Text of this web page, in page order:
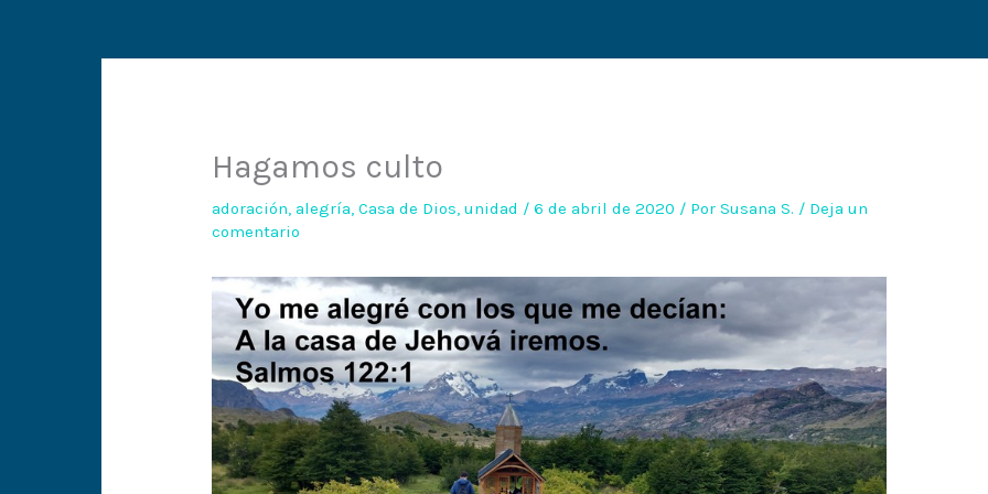
Hagamos culto
adoración,alegría,Casa de Dios,unidad /6 de abril de 2020 / PorSusana S. / Deja un
comentario